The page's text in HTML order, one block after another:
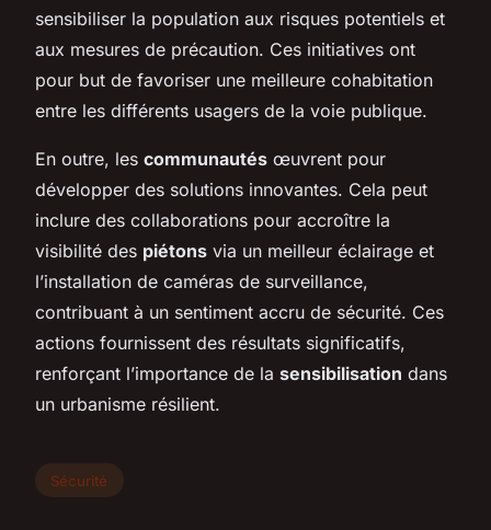
sensibiliser la population aux risques potentiels et
aux mesures de précaution. Ces initiatives ont
pour but de favoriser une meilleure cohabitation
entre les différents usagers de la voie publique.
En outre, les communautés œuvrent pour
développer des solutions innovantes. Cela peut
inclure des collaborations pour accroître la
visibilité des piétons via un meilleur éclairage et
l’installation de caméras de surveillance,
contribuant à un sentiment accru de sécurité. Ces
actions fournissent des résultats significatifs,
renforçant l’importance de la sensibilisation dans
un urbanisme résilient.
Sécurité